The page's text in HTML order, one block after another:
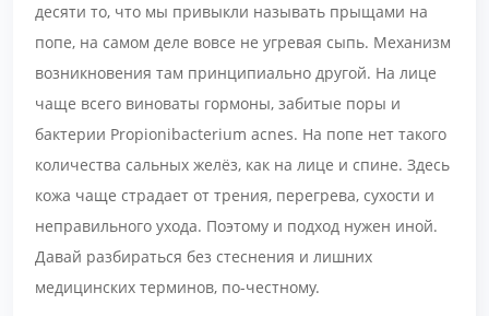
десяти то, что мы привыкли называть прыщами на
попе, на самом деле вовсе не угревая сыпь. Механизм
возникновения там принципиально другой. На лице
чаще всего виноваты гормоны, забитые поры и
бактерии Propionibacterium acnes. На попе нет такого
количества сальных желёз, как на лице и спине. Здесь
кожа чаще страдает от трения, перегрева, сухости и
неправильного ухода. Поэтому и подход нужен иной.
Давай разбираться без стеснения и лишних
медицинских терминов, по-честному.